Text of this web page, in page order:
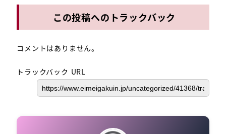
この投稿へのトラックバック
コメントはありません。
トラックバック URL